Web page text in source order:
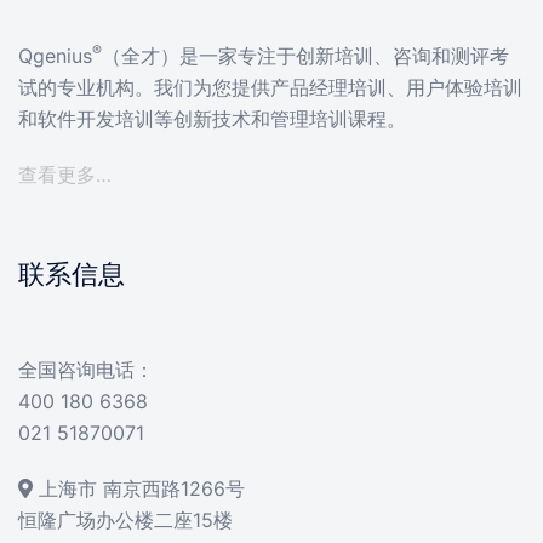
Qgenius®
（全才）是一家专注于创新培训、咨询和测评考
试的专业机构。我们为您提供产品经理培训、用户体验培训
和软件开发培训等创新技术和管理培训课程。
查看更多…
联系信息
全国咨询电话：
400 180 6368
021 51870071
上海市 南京西路1266号
恒隆广场办公楼二座15楼